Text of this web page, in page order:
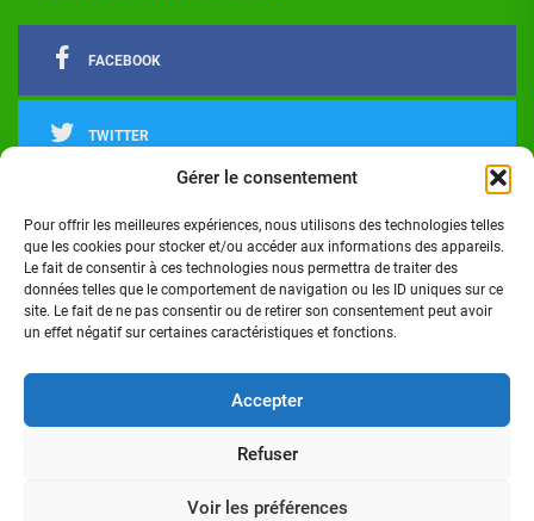
Gérer le consentement
Pour offrir les meilleures expériences, nous utilisons des technologies telles
que les cookies pour stocker et/ou accéder aux informations des appareils.
Le fait de consentir à ces technologies nous permettra de traiter des
données telles que le comportement de navigation ou les ID uniques sur ce
site. Le fait de ne pas consentir ou de retirer son consentement peut avoir
un effet négatif sur certaines caractéristiques et fonctions.
Accepter
Refuser
Voir les préférences
FACEBOOK
TWITTER
INSTAGRAM
Actualités
Politique
Économie
CultureSociété
SportSantéCinéma
Éducation
Football
Technologie
DiversScience
Lifestyle
Opinions
Services
Copyright © 2024 - Réalisé par Digital G I Tous droits